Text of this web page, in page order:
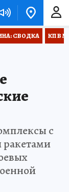
СВОДКА КП В
с